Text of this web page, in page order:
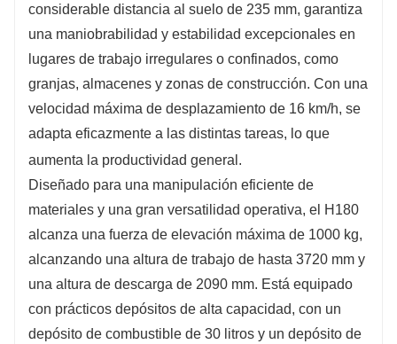
considerable distancia al suelo de 235 mm, garantiza
una maniobrabilidad y estabilidad excepcionales en
lugares de trabajo irregulares o confinados, como
granjas, almacenes y zonas de construcción. Con una
velocidad máxima de desplazamiento de 16 km/h, se
adapta eficazmente a las distintas tareas, lo que
aumenta la productividad general.
Diseñado para una manipulación eficiente de
materiales y una gran versatilidad operativa, el H180
alcanza una fuerza de elevación máxima de 1000 kg,
alcanzando una altura de trabajo de hasta 3720 mm y
una altura de descarga de 2090 mm. Está equipado
con prácticos depósitos de alta capacidad, con un
depósito de combustible de 30 litros y un depósito de